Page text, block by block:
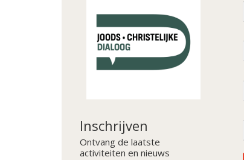
Inschrijven
Ontvang de laatste
activiteiten en nieuws